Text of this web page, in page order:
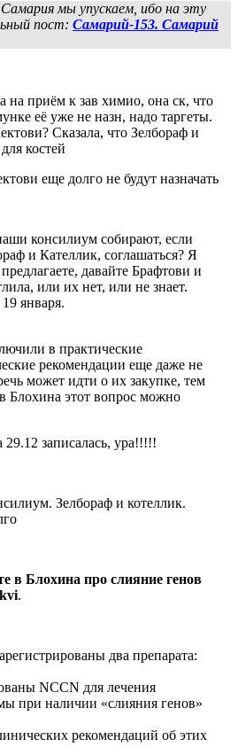
мы упускаем, ибо на эту
пост: Самарий-153. Самарий
приём к зав химио, она ск, что
её уже не назн, надо таргеты.
Сказала, что Зелбораф и
костей
еще долго не будут назначать
консилиум собирают, если
и Кателлик, соглашаться? Я
давайте Брафтови и
или их нет, или не знает.
января.
в практические
рекомендации еще даже не
может идти о их закупке, тем
Блохина этот вопрос можно
записалась, ура!!!!!
Зелбораф и котеллик.
в Блохина про слияние генов
.
два препарата:
NCCN для лечения
при наличии «слияния генов»
рекомендаций об этих